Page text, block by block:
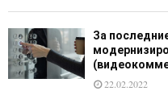
За
22.02.2022